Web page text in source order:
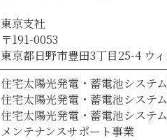
東京支社
〒191-0053
東京都日野市豊田3丁目25-4 ウ
住宅太陽光発電・蓄電池システ
住宅太陽光発電・蓄電池システ
住宅太陽光発電・蓄電池システ
メンテナンスサポート事業